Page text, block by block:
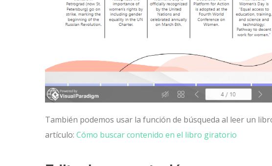
También podemos usar la función de búsqueda al leer un
artículo: Cómo buscar contenido en el libro giratorio